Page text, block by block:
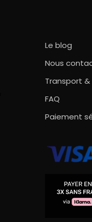
Le blog
Nous
Transport &
FAQ
Paiement